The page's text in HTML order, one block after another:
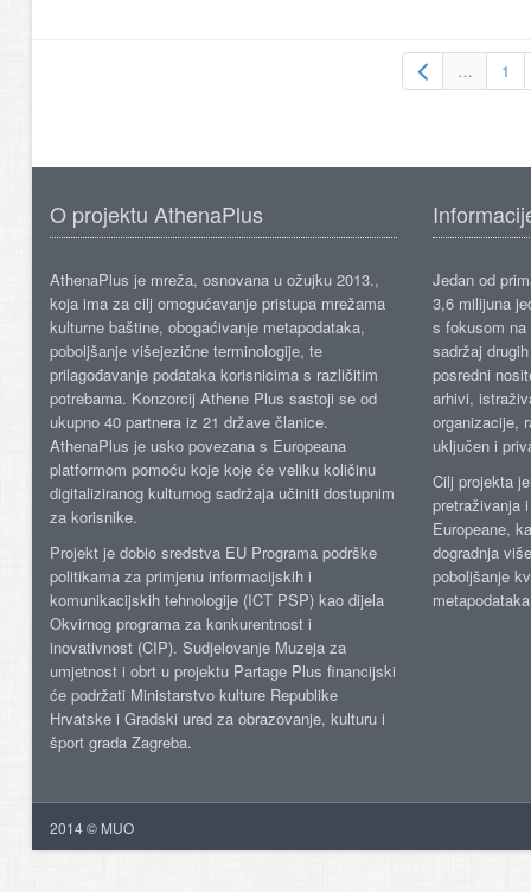
… 1
O projektu AthenaPlus
AthenaPlus je mreža, osnovana u ožujku 2013.,
koja ima za cilj omogućavanje pristupa mrežama
kulturne baštine, obogaćivanje metapodataka,
poboljšanje višejezične terminologije, te
prilagođavanje podataka korisnicima s različitim
potrebama. Konzorcij Athene Plus sastoji se od
ukupno 40 partnera iz 21 države članice.
AthenaPlus je usko povezana s Europeana
platformom pomoću koje koje će veliku količinu
digitaliziranog kulturnog sadržaja učiniti dostupnim
za korisnike.
Projekt je dobio sredstva EU Programa podrške
politikama za primjenu informacijskih i
komunikacijskih tehnologije (ICT PSP) kao dijela
Okvirnog programa za konkurentnost i
inovativnost (CIP). Sudjelovanje Muzeja za
umjetnost i obrt u projektu Partage Plus financijski
će podržati Ministarstvo kulture Republike
Hrvatske i Gradski ured za obrazovanje, kulturu i
šport grada Zagreba.
Jedan od
3,6 milijuna
s fokusom
sadržaj
posredni
arhivi,
organizacije,
uključen i
Cilj projekta
pretraživanja
Europeane,
dogradnja
poboljšanje
2014 © MUO